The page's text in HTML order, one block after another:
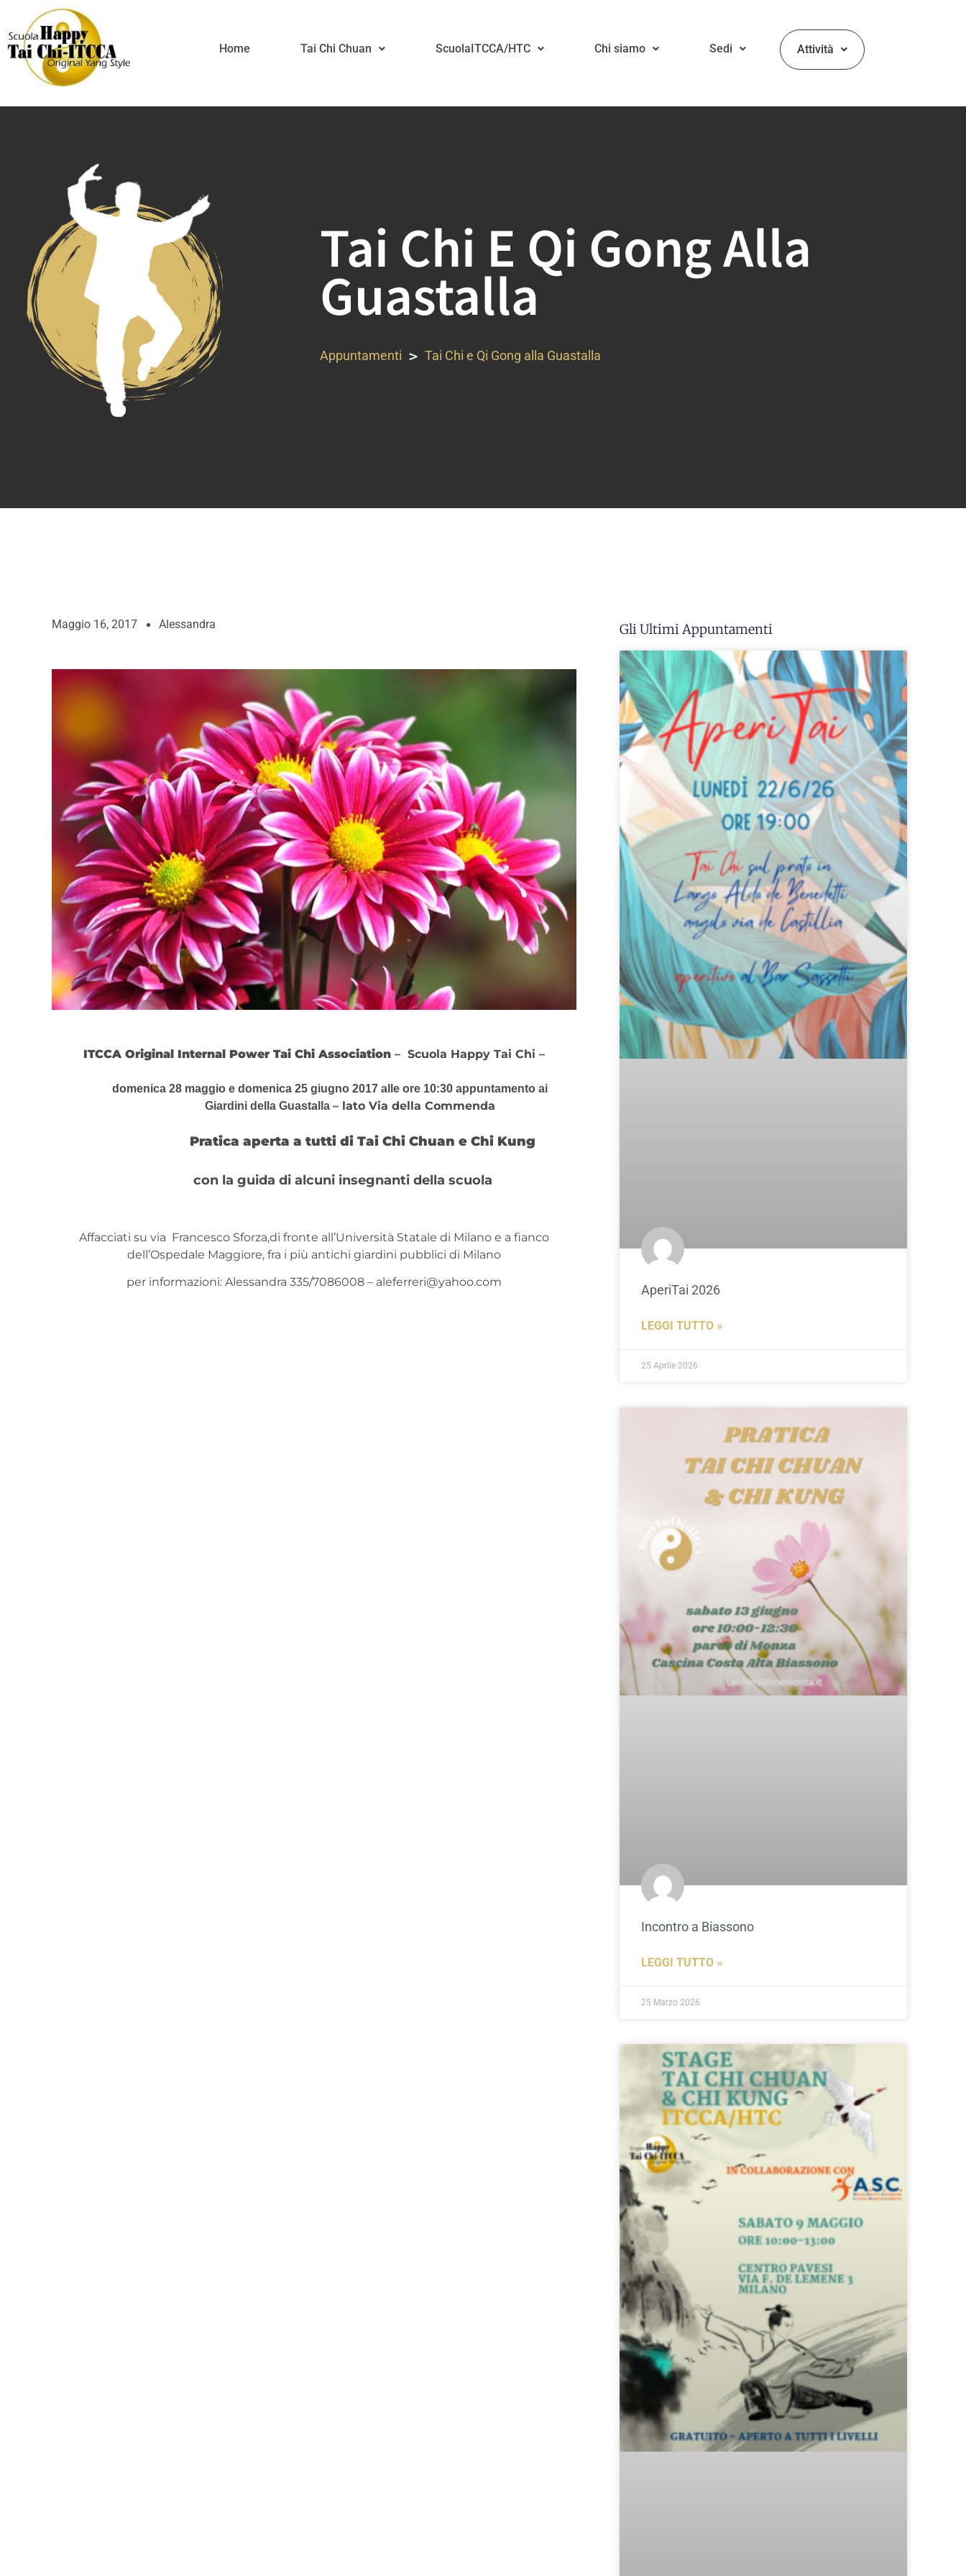
Home Tai Chi Chuan ScuolaITCCA/HTC Chi siamo Sedi Attività
Tai Chi E Qi Gong Alla
Guastalla
Appuntamenti > Tai Chi e Qi Gong alla Guastalla
Maggio 16, 2017 Alessandra
ITCCA Original Internal Power Tai Chi Association – Scuola Happy Tai Chi –
domenica 28 maggio e domenica 25 giugno 2017 alle ore 10:30 appuntamento ai
Giardini della Guastalla – lato Via della Commenda
Pratica aperta a tutti di Tai Chi Chuan e Chi Kung
con la guida di alcuni insegnanti della scuola
Affacciati su via Francesco Sforza,di fronte all’Università Statale di Milano e a fianco
dell’Ospedale Maggiore, fra i più antichi giardini pubblici di Milano
per informazioni: Alessandra 335/7086008 – aleferreri@yahoo.com
Gli Ultimi Appuntamenti
AperiTai 2026
LEGGI TUTTO »
25 Aprile 2026
Incontro a Biassono
LEGGI TUTTO »
25 Marzo 2026